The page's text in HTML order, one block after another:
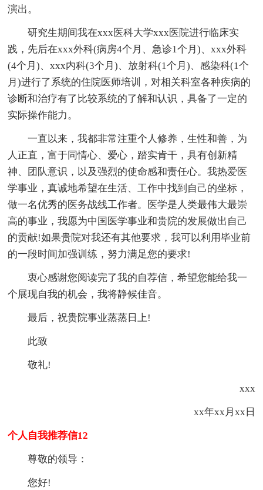
演出。
研究生期间我在xxx医科大学xxx医院进行临床实
践，先后在xxx外科(病房4个月、急诊1个月)、xxx外科
(4个月)、xxx内科(3个月)、放射科(1个月)、感染科(1个
月)进行了系统的住院医师培训，对相关科室各种疾病的
诊断和治疗有了比较系统的了解和认识，具备了一定的
实际操作能力。
一直以来，我都非常注重个人修养，生性和善，为
人正直，富于同情心、爱心，踏实肯干，具有创新精
神、团队意识，以及强烈的使命感和责任心。我热爱医
学事业，真诚地希望在生活、工作中找到自己的坐标，
做一名优秀的医务战线工作者。医学是人类最伟大最崇
高的事业，我愿为中国医学事业和贵院的发展做出自己
的贡献!如果贵院对我还有其他要求，我可以利用毕业前
的一段时间加强训练，努力满足您的要求!
衷心感谢您阅读完了我的自荐信，希望您能给我一
个展现自我的机会，我将静候佳音。
最后，祝贵院事业蒸蒸日上!
此致
敬礼!
xxx
xx年xx月xx日
个人自我推荐信12
尊敬的领导：
您好!